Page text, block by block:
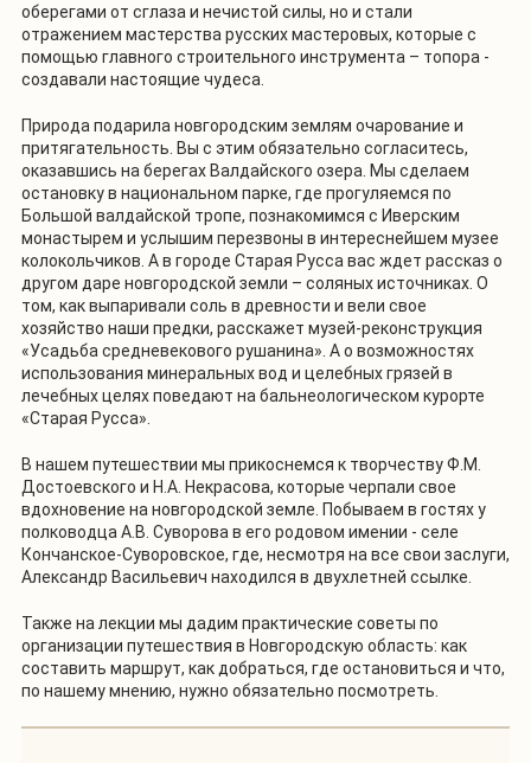
оберегами от сглаза и нечистой силы, но и стали
отражением мастерства русских мастеровых, которые с
помощью главного строительного инструмента – топора -
создавали настоящие чудеса.
Природа подарила новгородским землям очарование и
притягательность. Вы с этим обязательно согласитесь,
оказавшись на берегах Валдайского озера. Мы сделаем
остановку в национальном парке, где прогуляемся по
Большой валдайской тропе, познакомимся с Иверским
монастырем и услышим перезвоны в интереснейшем музее
колокольчиков. А в городе Старая Русса вас ждет рассказ о
другом даре новгородской земли – соляных источниках. О
том, как выпаривали соль в древности и вели свое
хозяйство наши предки, расскажет музей-реконструкция
«Усадьба средневекового рушанина». А о возможностях
использования минеральных вод и целебных грязей в
лечебных целях поведают на бальнеологическом курорте
«Старая Русса».
В нашем путешествии мы прикоснемся к творчеству Ф.М.
Достоевского и Н.А. Некрасова, которые черпали свое
вдохновение на новгородской земле. Побываем в гостях у
полководца А.В. Суворова в его родовом имении - селе
Кончанское-Суворовское, где, несмотря на все свои заслуги,
Александр Васильевич находился в двухлетней ссылке.
Также на лекции мы дадим практические советы по
организации путешествия в Новгородскую область: как
составить маршрут, как добраться, где остановиться и что,
по нашему мнению, нужно обязательно посмотреть.